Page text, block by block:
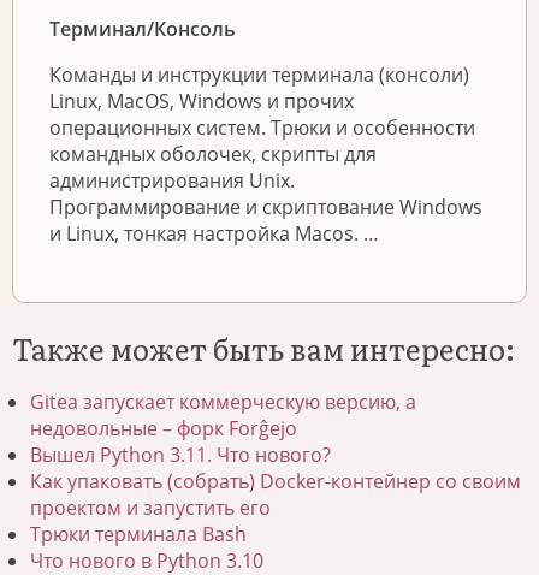
Терминал/Консоль
Команды и инструкции терминала (консоли)
Linux, MacOS, Windows и прочих
операционных систем. Трюки и особенности
командных оболочек, скрипты для
администрирования Unix.
Программирование и скриптование Windows
и Linux, тонкая настройка Macos. …
Также может быть вам интересно:
Gitea запускает коммерческую версию, а
недовольные – форк Forĝejo
Вышел Python 3.11. Что нового?
Как упаковать (собрать) Docker-контейнер со своим
проектом и запустить его
Трюки терминала Bash
Что нового в Python 3.10